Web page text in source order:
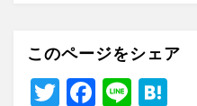
このページをシェア
T
F
Li